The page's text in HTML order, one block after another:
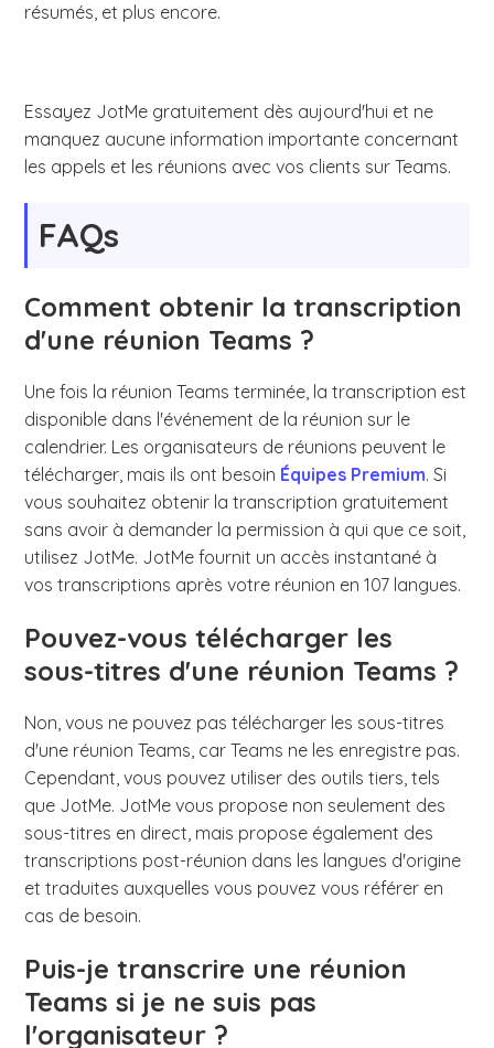
résumés, et plus encore.
Essayez JotMe gratuitement dès aujourd'hui et ne
manquez aucune information importante concernant
les appels et les réunions avec vos clients sur Teams.
FAQs
Comment obtenir la transcription
d'une réunion Teams ?
Une fois la réunion Teams terminée, la transcription est
disponible dans l'événement de la réunion sur le
calendrier. Les organisateurs de réunions peuvent le
télécharger, mais ils ont besoin Équipes Premium. Si
vous souhaitez obtenir la transcription gratuitement
sans avoir à demander la permission à qui que ce soit,
utilisez JotMe. JotMe fournit un accès instantané à
vos transcriptions après votre réunion en 107 langues.
Pouvez-vous télécharger les
sous-titres d'une réunion Teams ?
Non, vous ne pouvez pas télécharger les sous-titres
d'une réunion Teams, car Teams ne les enregistre pas.
Cependant, vous pouvez utiliser des outils tiers, tels
que JotMe. JotMe vous propose non seulement des
sous-titres en direct, mais propose également des
transcriptions post-réunion dans les langues d'origine
et traduites auxquelles vous pouvez vous référer en
cas de besoin.
Puis-je transcrire une réunion
Teams si je ne suis pas
l'organisateur ?